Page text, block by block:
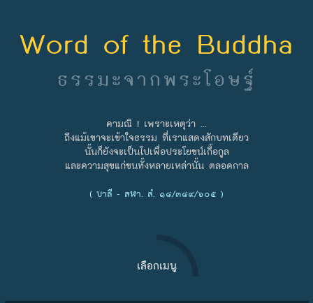
Word of the Buddha
ธรรมะจากพระโอษฐ์
คามณิ ! เพราะเหตุว่า ...
ถึงแม้เขาจะเข้าใจธรรม ที่เราแสดงสักบทเดียว
นั้นก็ยังจะเป็นไปเพื่อประโยชน์เกื้อกูล
และความสุขแก่ชนทั้งหลายเหล่านั้น ตลอดกาล
( บาลี - สฬา. สํ. ๑๘/๓๘๙/๖๐๕ )
เลือกเมนู